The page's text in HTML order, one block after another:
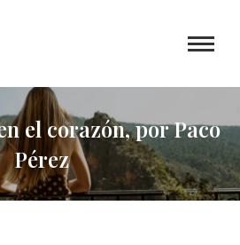
el corazón, por Paco
Pérez